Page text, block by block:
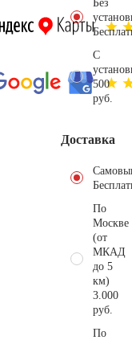
Без
С
500
руб.
Доставка
По
Москве
(от
МКАД
до 5
км)
3.000
руб.
По